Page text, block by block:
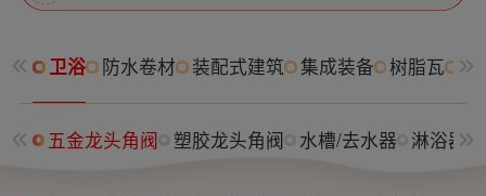
卫浴 防水卷材 装配式建筑 集成装备 树脂瓦 消
柜 五金龙头角阀 塑胶龙头角阀 水槽/去水器 淋浴器/